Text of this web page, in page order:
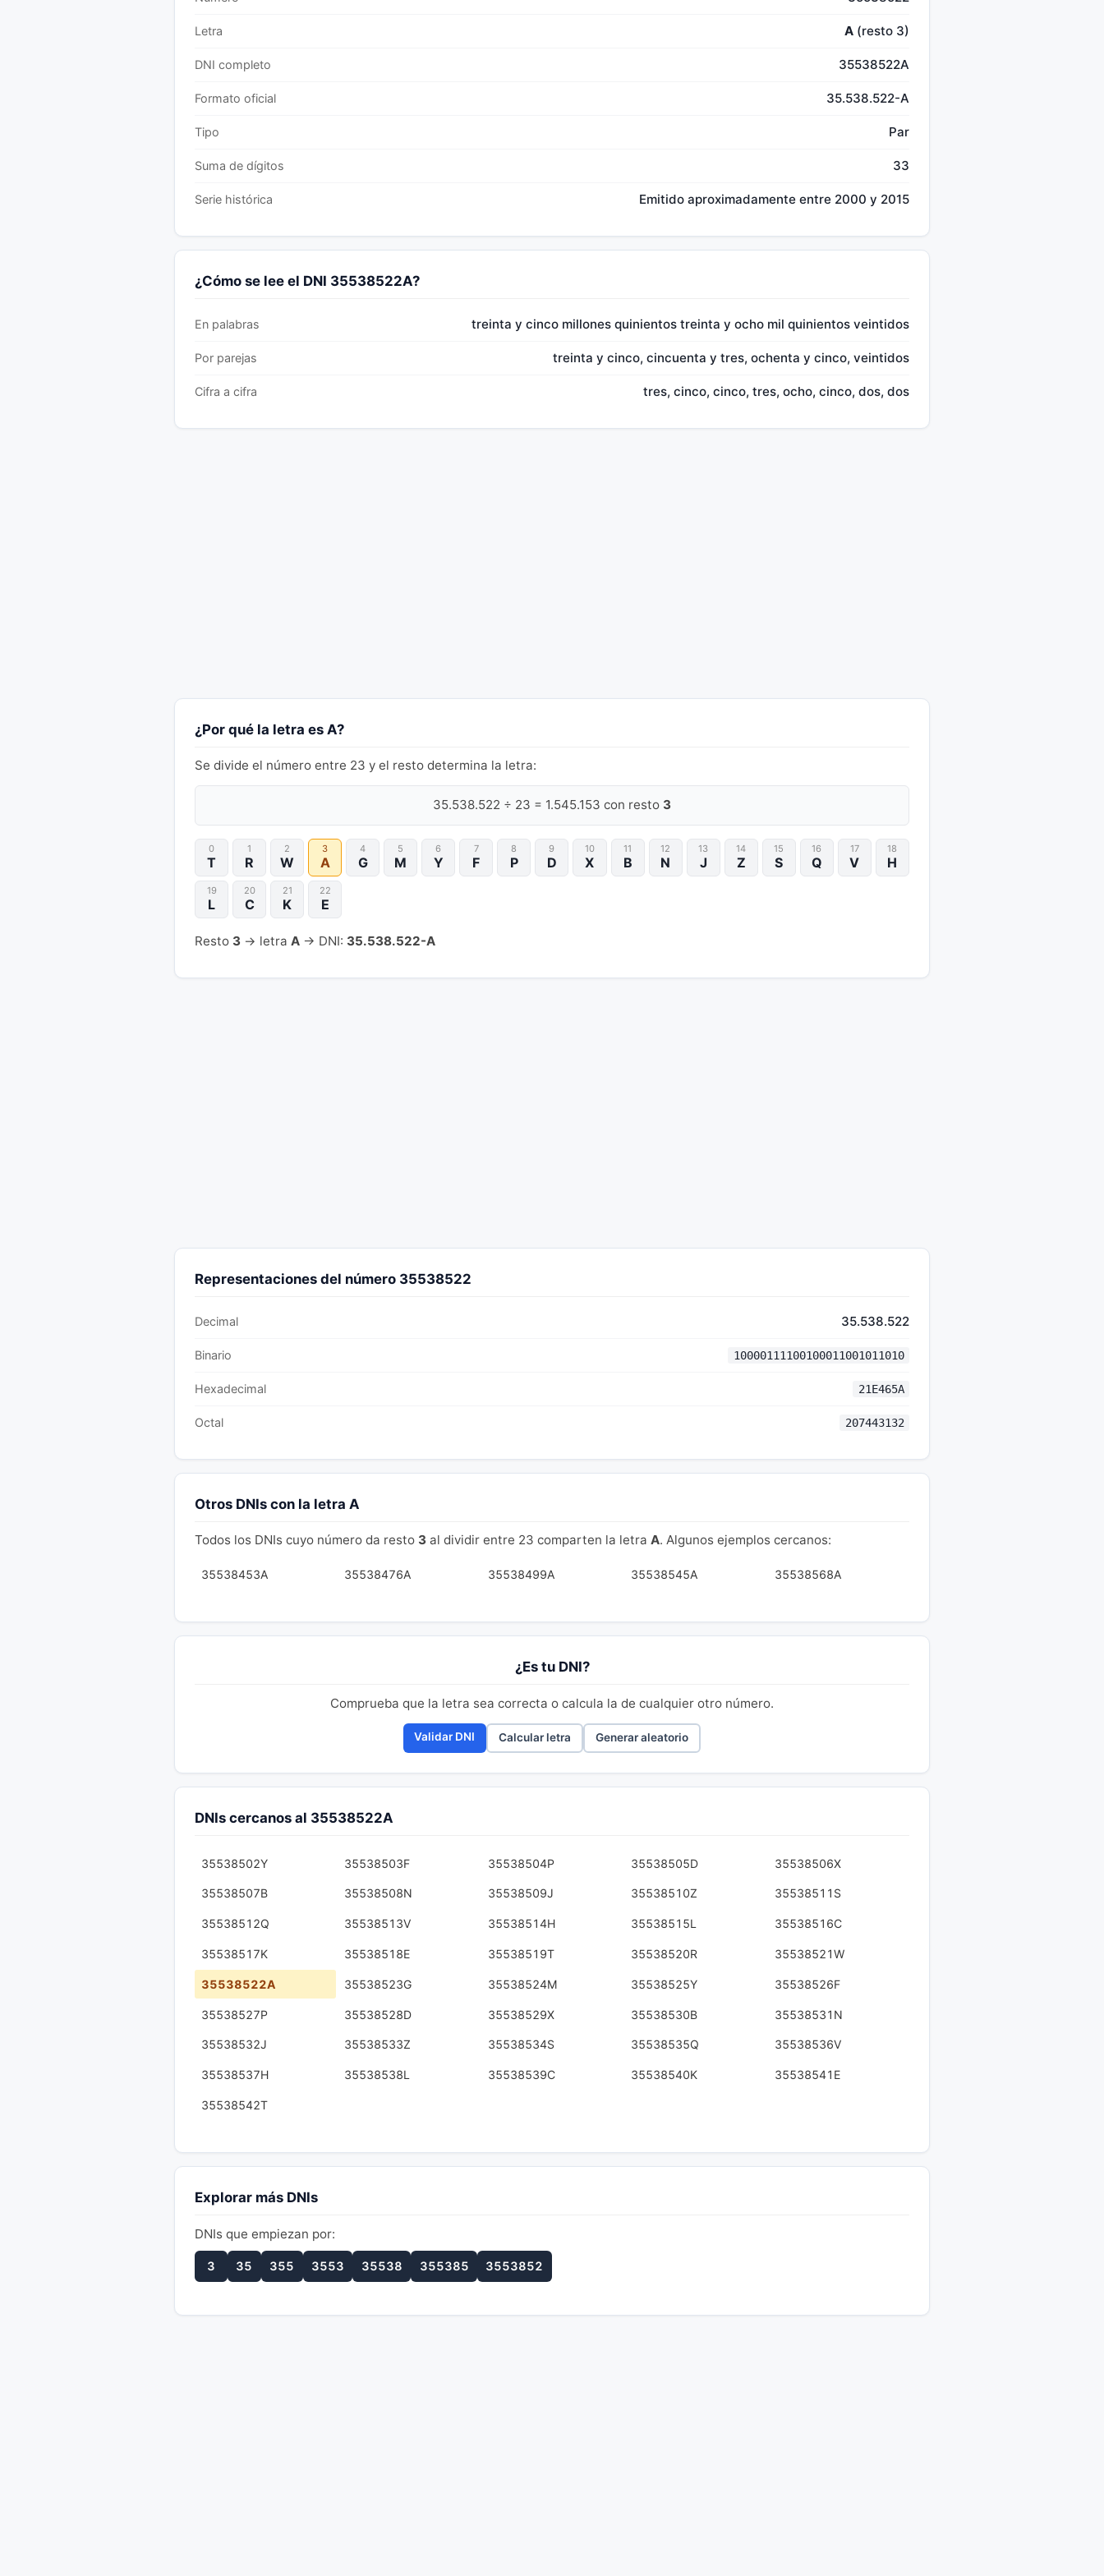
Letra A (resto 3)
DNI completo 35538522A
Formato oficial 35.538.522-A
Tipo Par
Suma de dígitos 33
Serie histórica Emitido aproximadamente entre 2000 y 2015
¿Cómo se lee el DNI 35538522A?
En palabras treinta y cinco millones quinientos treinta y ocho mil quinientos veintidos
Por parejas treinta y cinco, cincuenta y tres, ochenta y cinco, veintidos
Cifra a cifra tres, cinco, cinco, tres, ocho, cinco, dos, dos
¿Por qué la letra es A?
Se divide el número entre 23 y el resto determina la letra:
35.538.522 ÷ 23 = 1.545.153 con resto 3
0
T
1
R
2
W
3
A
4
G
5
M
6
Y
7
F
8
P
9
D
10
X
11
B
12
N
13
J
14
Z
15
S
16
Q
17
V
18
H
19
L
20
C
21
K
22
E
Resto 3 → letra A → DNI: 35.538.522-A
Representaciones del número 35538522
Decimal 35.538.522
Binario 10000111100100011001011010
Hexadecimal 21E465A
Octal 207443132
Otros DNIs con la letra A
Todos los DNIs cuyo número da resto 3 al dividir entre 23 comparten la letra A. Algunos ejemplos cercanos:
35538453A 35538476A 35538499A 35538545A 35538568A
¿Es tu DNI?
Comprueba que la letra sea correcta o calcula la de cualquier otro número.
Validar DNI Calcular letra Generar aleatorio
DNIs cercanos al 35538522A
35538502Y 35538503F 35538504P 35538505D 35538506X
35538507B 35538508N 35538509J 35538510Z 35538511S
35538512Q 35538513V 35538514H 35538515L 35538516C
35538517K 35538518E 35538519T 35538520R 35538521W
35538522A 35538523G 35538524M 35538525Y 35538526F
35538527P 35538528D 35538529X 35538530B 35538531N
35538532J 35538533Z 35538534S 35538535Q 35538536V
35538537H 35538538L 35538539C 35538540K 35538541E
35538542T
Explorar más DNIs
DNIs que empiezan por:
3 35 355 3553 35538 355385 3553852